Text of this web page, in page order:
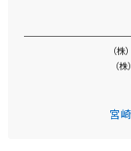
（
（
宮